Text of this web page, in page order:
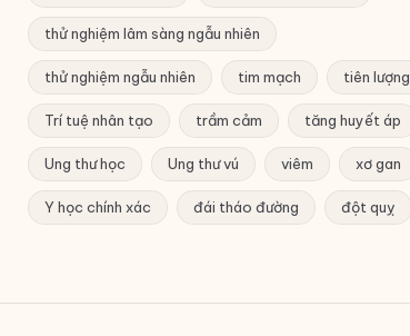
thử nghiệm lâm sàng ngẫu nhiên
thử nghiệm ngẫu nhiên tim mạch tiên lượng
Trí tuệ nhân tạo trầm cảm tăng huyết áp
Ung thư học Ung thư vú viêm xơ gan
Y học chính xác đái tháo đường đột quỵ